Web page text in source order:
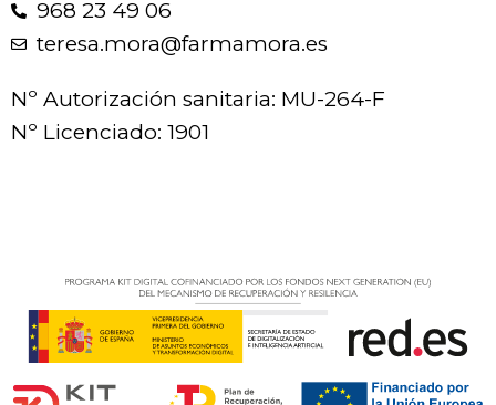
968 23 49 06
teresa.mora@farmamora.es
Nº Autorización sanitaria: MU-264-F
Nº Licenciado: 1901